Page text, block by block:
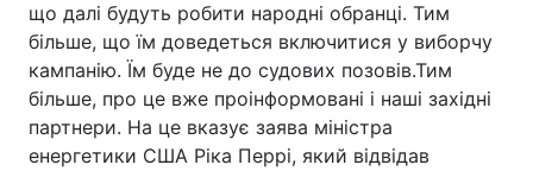
що далі будуть робити народні обранці. Тим
більше, що їм доведеться включитися у виборчу
кампанію. Їм буде не до судових позовів.Тим
більше, про це вже проінформовані і наші західні
партнери. На це вказує заява міністра
енергетики США Ріка Перрі, який відвідав